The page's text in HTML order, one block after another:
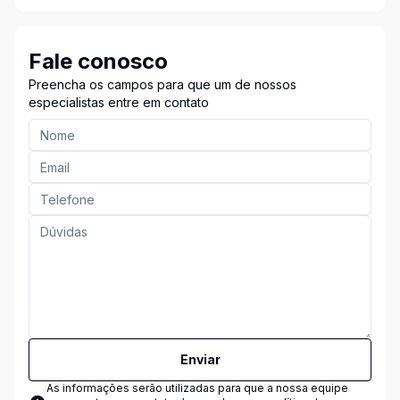
Fale conosco
Preencha os campos para que um de nossos
especialistas entre em contato
Enviar
As informações serão utilizadas para que a nossa equipe